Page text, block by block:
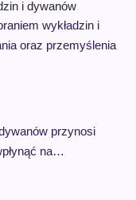
i dywanów
wykładzin i
oraz przemyślenia
przynosi
na…